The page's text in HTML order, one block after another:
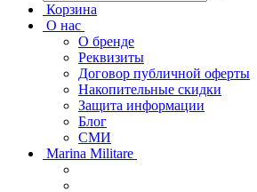
Корзина
О нас
О бренде
Реквизиты
Договор публичной оферты
Накопительные скидки
Защита информации
Блог
СМИ
Marina Militare